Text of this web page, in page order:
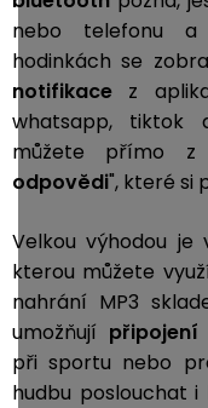
nebo telefonu
hodinkách se
notifikace z
whatsapp, tiktok
můžete přímo
odpovědi", které si
Velkou výhodou je
kterou můžete
nahrání MP3
umožňují
při sportu nebo
hudbu poslouchat